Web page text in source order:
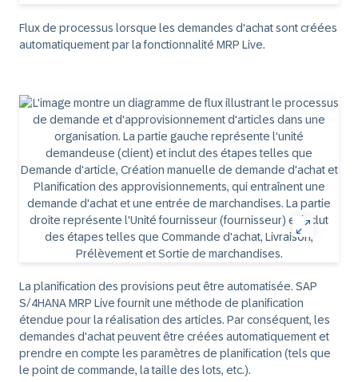
Flux de processus lorsque les demandes d'achat sont créées
automatiquement par la fonctionnalité MRP Live.
La planification des provisions peut être automatisée. SAP
S/4HANA MRP Live fournit une méthode de planification
étendue pour la réalisation des articles. Par conséquent, les
demandes d'achat peuvent être créées automatiquement et
prendre en compte les paramètres de planification (tels que
le point de commande, la taille des lots, etc.).